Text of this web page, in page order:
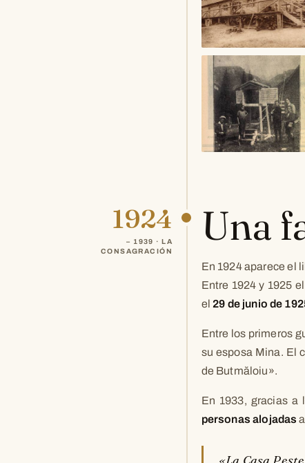
1924
– 1939 · LA
CONSAGRACIÓN
Una
En 1924 aparece el
Entre 1924 y 1925
el 29 de junio de
Entre los primeros
su esposa Mina. El
de Butmăloiu».
En 1933, gracias a
personas alojadas
«La Casa